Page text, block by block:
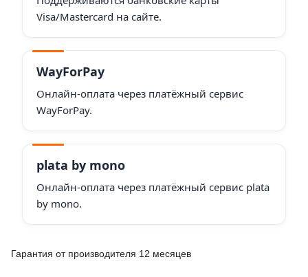
Visa/Mastercard на сайте.
WayForPay
Онлайн-оплата через платёжный сервис
WayForPay.
plata by mono
Онлайн-оплата через платёжный сервис plata
by mono.
Гарантия от производителя 12 месяцев